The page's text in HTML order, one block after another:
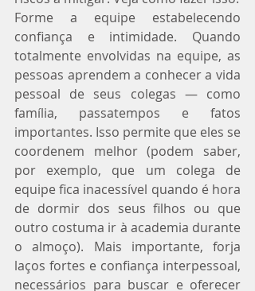
Forme a equipe estabelecendo
confiança e intimidade. Quando
totalmente envolvidas na equipe, as
pessoas aprendem a conhecer a vida
pessoal de seus colegas — como
família, passatempos e fatos
importantes. Isso permite que eles se
coordenem melhor (podem saber,
por exemplo, que um colega de
equipe fica inacessível quando é hora
de dormir dos seus filhos ou que
outro costuma ir à academia durante
o almoço). Mais importante, forja
laços fortes e confiança interpessoal,
necessários para buscar e oferecer